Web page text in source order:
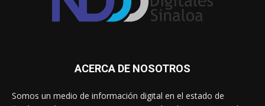
ACERCA DE NOSOTROS
Somos un medio de información digital en el estado de